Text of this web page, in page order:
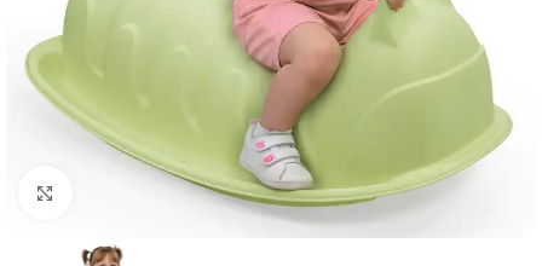
Click to enlarge